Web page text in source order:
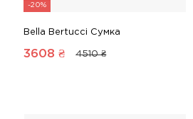
-20%
Bella Bertucci Сумка
3608 ₴ 4510 ₴